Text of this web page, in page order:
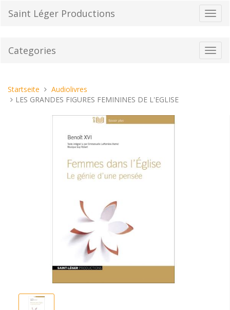
zumSaint Léger Productions
Categories
Sie
sind
Startseite
Audiolivres
LES GRANDES FIGURES FEMININES DE L'EGLISE